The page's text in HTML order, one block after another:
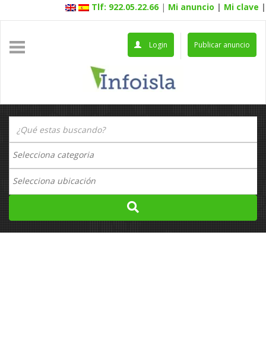
Tlf: 922.05.22.66 | Mi anuncio | Mi clave |
Publicar anuncio
Login